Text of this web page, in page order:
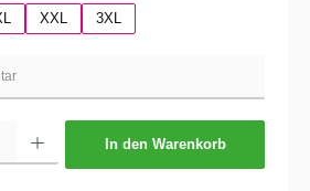
XXL 3XL
In den Warenkorb